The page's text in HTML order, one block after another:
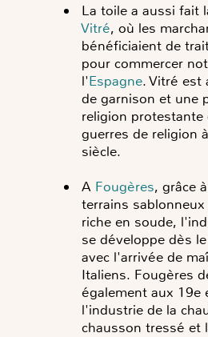
La toile a aussi fait
Vitré, où les
bénéficiaient de
pour commercer
l'Espagne. Vitré est
de garnison et une
religion protestante
guerres de religion
siècle.
A Fougères, grâce
terrains
riche en soude,
se développe dès
avec l'arrivée de
Italiens. Fougères
également aux 19e
l'industrie de la
chausson tressé et